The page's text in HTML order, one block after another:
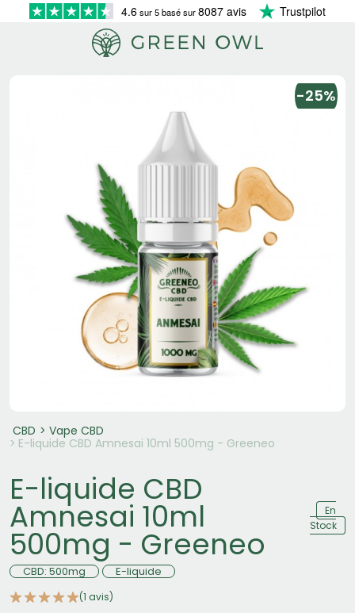
4.6sur 5 basé sur8087 avis Trustpilot
-25%
CBD
Vape CBD
E-liquide CBD Amnesai 10ml 500mg - Greeneo
E-liquide CBD
Amnesai 10ml
500mg - Greeneo
En
Stock
CBD: 500mg E-liquide
(1 avis)